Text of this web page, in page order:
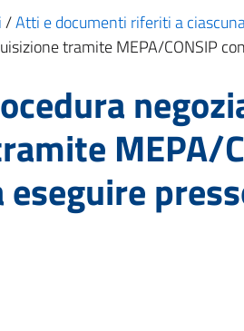
/Atti e documenti riferiti a
tramite MEPA/CONSIP
MEPA/